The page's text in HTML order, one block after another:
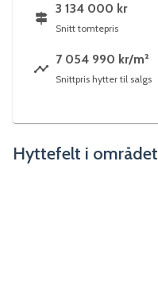
3 134 000 kr
Snitt tomtepris
7 054 990 kr/m²
Snittpris hytter til salgs
Hyttefelt i området